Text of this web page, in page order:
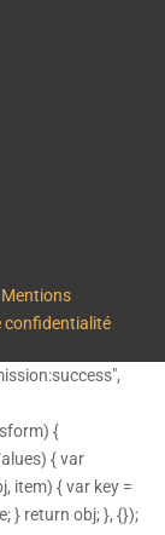
Mentions
confidentialité
{
{ var
item) { var key =
} return obj; }, {});